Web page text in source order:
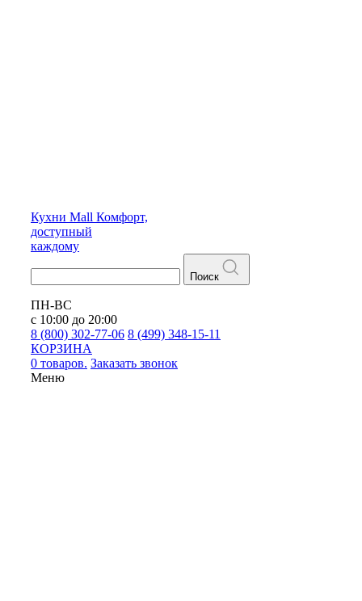
Кухни Mall Комфорт,
доступный
каждому
Поиск
ПН-ВС
с 10:00 до 20:00
8 (800) 302-77-06 8 (499) 348-15-11
КОРЗИНА
0 товаров. Заказать звонок
Меню